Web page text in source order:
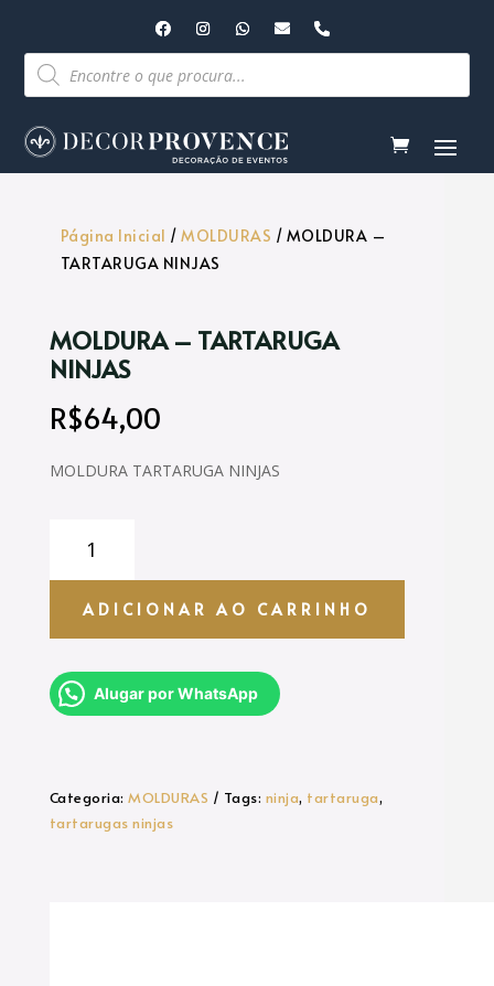
Pesquisar
produtos
Página Inicial /MOLDURAS / MOLDURA –
TARTARUGA NINJAS
MOLDURA – TARTARUGA
NINJAS
R$64,00
MOLDURA TARTARUGA NINJAS
TARTARUGA
NINJASADICIONAR AO CARRINHO
Alugar por WhatsApp
Categoria:MOLDURAS Tags: ninja, tartaruga,
tartarugas ninjas